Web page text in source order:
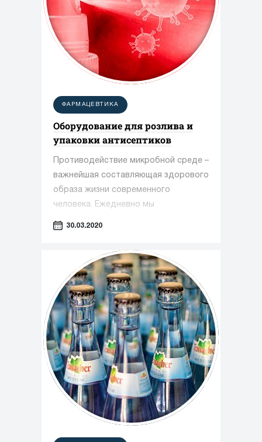
Для обеспечения безопасности
технологических процессов на
производствах используется
специализированное
взрывозащищенное оборудование.
ФАРМАЦЕВТИКА
Оборудование для розлива и
упаковки антисептиков
Противодействие микробной среде –
важнейшая составляющая здорового
образа жизни современного
человека. Ежедневно мы
сталкиваемся с массой патогенных
необходимо своевременно
уничтожать, в первую очередь, с рук,
как наиболее загрязняющихся частей
тела.
30.03.2020